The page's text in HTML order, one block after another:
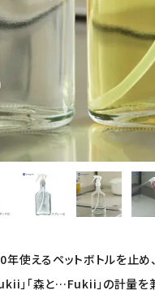
えるペットボトルを止め、
」「森と…Fukii」の計量を